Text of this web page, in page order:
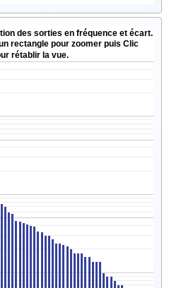
des sorties en fréquence et écart.
rectangle pour zoomer puis Clic
rétablir la vue.